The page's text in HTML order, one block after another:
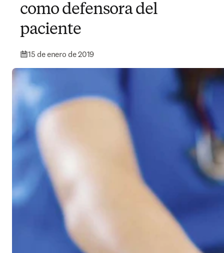
como defensora del
paciente
15 de enero de 2019